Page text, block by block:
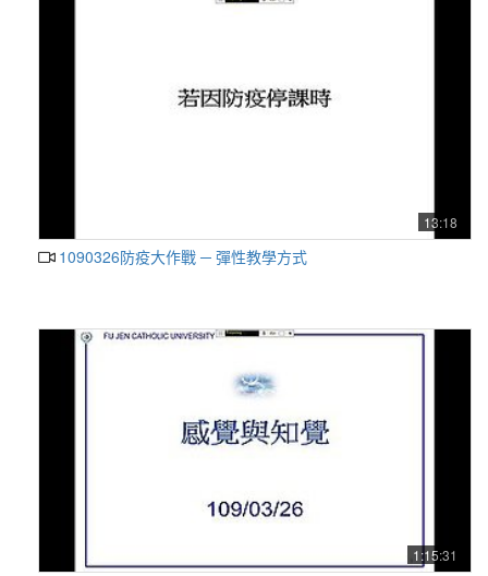
13:18
1090326防疫大作戰 ─ 彈性教學方式
1:15:31